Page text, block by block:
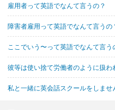
雇用者って英語でなんて言うの？
障害者雇用って英語でなんて言うの
ここでいう〜って英語でなんて言う
彼等は使い捨て労働者のように扱
私と一緒に英会話スクールをしま